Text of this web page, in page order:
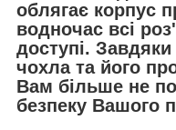
облягає корпус
водночас всі
доступі. Завдяки
чохла та його
Вам більше не
безпеку Вашого